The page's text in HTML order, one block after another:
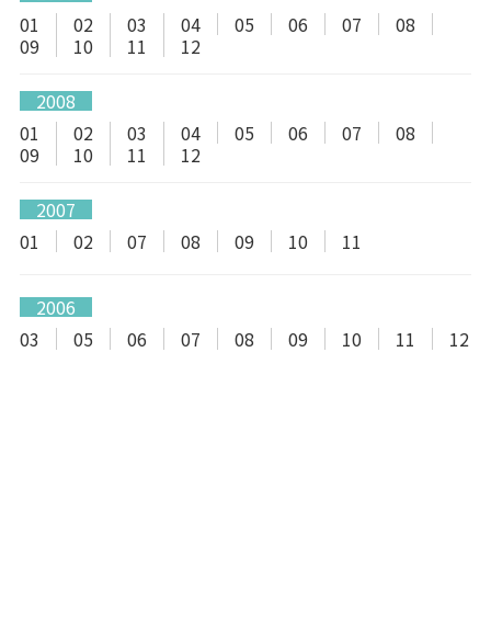
01
02 03 04 05 06 07
08
09
10 11 12
2008
01
02 03 04 05 06 07
08
09
10 11 12
2007
01
02 07 08 09 10 11
2006
03
05 06 07 08 09 10 11 12